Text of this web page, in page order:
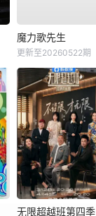
魔力歌先生
更新至20260522期
无限超越班第四季